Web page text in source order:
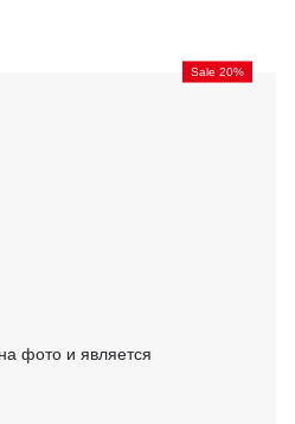
Sale 20%
фото и является